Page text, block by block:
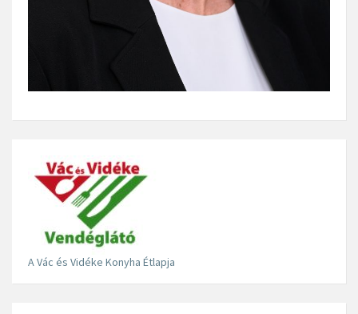
A Vác és Vidéke Konyha Étlapja